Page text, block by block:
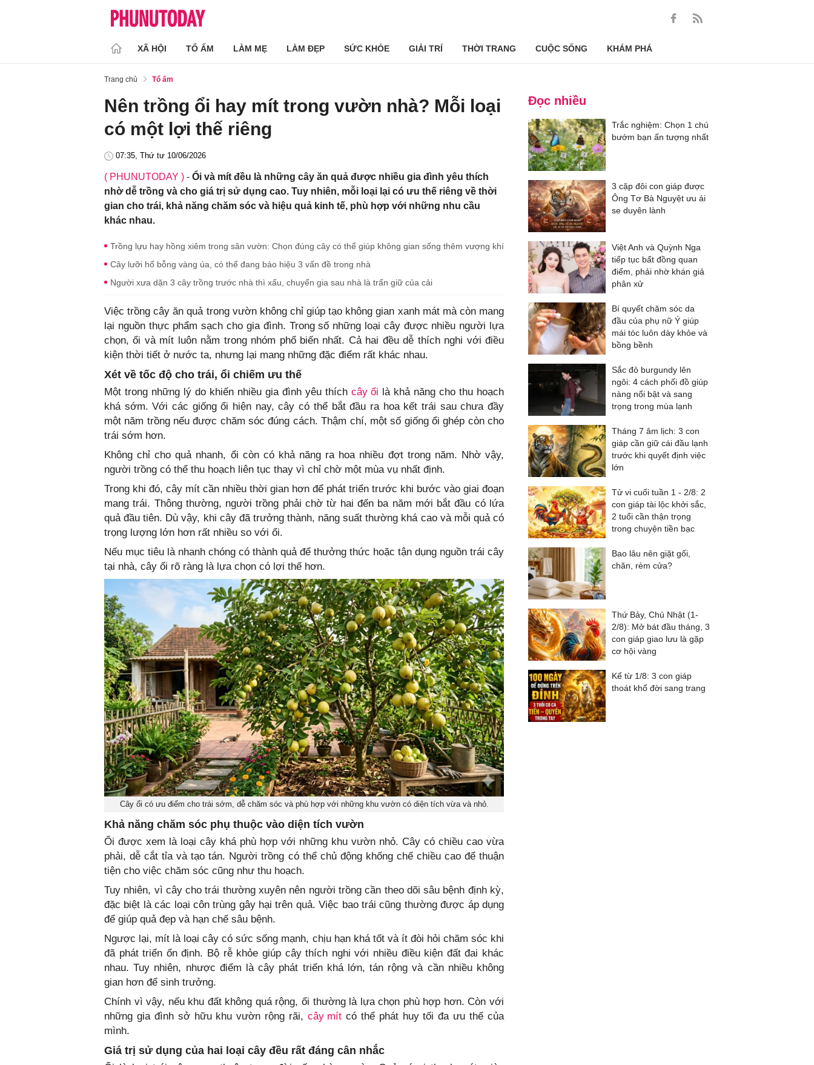
XÃ HỘI TỔ ẤM LÀM MẸ LÀM ĐẸP SỨC KHỎE GIẢI TRÍ THỜI TRANG CUỘC SỐNG KHÁM PHÁ
Trang chủ Tổ ấm
Nên trồng ổi hay mít trong vườn nhà? Mỗi loại
có một lợi thế riêng
07:35, Thứ tư 10/06/2026
( PHUNUTODAY ) - Ổi và mít đều là những cây ăn quả được nhiều gia đình yêu thích
nhờ dễ trồng và cho giá trị sử dụng cao. Tuy nhiên, mỗi loại lại có ưu thế riêng về thời
gian cho trái, khả năng chăm sóc và hiệu quả kinh tế, phù hợp với những nhu cầu
khác nhau.
Trồng lựu hay hồng xiêm trong sân vườn: Chọn đúng cây có thể giúp không gian sống thêm vượng khí
Cây lưỡi hổ bỗng vàng úa, có thể đang báo hiệu 3 vấn đề trong nhà
Người xưa dặn 3 cây trồng trước nhà thì xấu, chuyển gia sau nhà là trấn giữ của cải
Việc trồng cây ăn quả trong vườn không chỉ giúp tạo không gian xanh mát mà còn mang
lại nguồn thực phẩm sạch cho gia đình. Trong số những loại cây được nhiều người lựa
chọn, ổi và mít luôn nằm trong nhóm phổ biến nhất. Cả hai đều dễ thích nghi với điều
kiện thời tiết ở nước ta, nhưng lại mang những đặc điểm rất khác nhau.
Xét về tốc độ cho trái, ổi chiếm ưu thế
Một trong những lý do khiến nhiều gia đình yêu thích cây ổi là khả năng cho thu hoạch
khá sớm. Với các giống ổi hiện nay, cây có thể bắt đầu ra hoa kết trái sau chưa đầy
một năm trồng nếu được chăm sóc đúng cách. Thậm chí, một số giống ổi ghép còn cho
trái sớm hơn.
Không chỉ cho quả nhanh, ổi còn có khả năng ra hoa nhiều đợt trong năm. Nhờ vậy,
người trồng có thể thu hoạch liên tục thay vì chỉ chờ một mùa vụ nhất định.
Trong khi đó, cây mít cần nhiều thời gian hơn để phát triển trước khi bước vào giai đoạn
mang trái. Thông thường, người trồng phải chờ từ hai đến ba năm mới bắt đầu có lứa
quả đầu tiên. Dù vậy, khi cây đã trưởng thành, năng suất thường khá cao và mỗi quả có
trọng lượng lớn hơn rất nhiều so với ổi.
Nếu mục tiêu là nhanh chóng có thành quả để thưởng thức hoặc tận dụng nguồn trái cây
tại nhà, cây ổi rõ ràng là lựa chọn có lợi thế hơn.
Cây ổi có ưu điểm cho trái sớm, dễ chăm sóc và phù hợp với những khu vườn có diện tích vừa và nhỏ.
Khả năng chăm sóc phụ thuộc vào diện tích vườn
Ổi được xem là loại cây khá phù hợp với những khu vườn nhỏ. Cây có chiều cao vừa
phải, dễ cắt tỉa và tạo tán. Người trồng có thể chủ động khống chế chiều cao để thuận
tiện cho việc chăm sóc cũng như thu hoạch.
Tuy nhiên, vì cây cho trái thường xuyên nên người trồng cần theo dõi sâu bệnh định kỳ,
đặc biệt là các loại côn trùng gây hại trên quả. Việc bao trái cũng thường được áp dụng
để giúp quả đẹp và hạn chế sâu bệnh.
Ngược lại, mít là loại cây có sức sống mạnh, chịu hạn khá tốt và ít đòi hỏi chăm sóc khi
đã phát triển ổn định. Bộ rễ khỏe giúp cây thích nghi với nhiều điều kiện đất đai khác
nhau. Tuy nhiên, nhược điểm là cây phát triển khá lớn, tán rộng và cần nhiều không
gian hơn để sinh trưởng.
Chính vì vậy, nếu khu đất không quá rộng, ổi thường là lựa chọn phù hợp hơn. Còn với
những gia đình sở hữu khu vườn rộng rãi, cây mít có thể phát huy tối đa ưu thế của
mình.
Giá trị sử dụng của hai loại cây đều rất đáng cân nhắc
Đọc nhiều
Trắc nghiệm: Chọn 1 chú
bướm bạn ấn tượng nhất
3 cặp đôi con giáp được
Ông Tơ Bà Nguyệt ưu ái
se duyên lành
Việt Anh và Quỳnh Nga
tiếp tục bất đồng quan
điểm, phải nhờ khán giả
phân xử
Bí quyết chăm sóc da
đầu của phụ nữ Ý giúp
mái tóc luôn dày khỏe và
bồng bềnh
Sắc đỏ burgundy lên
ngôi: 4 cách phối đồ giúp
nàng nổi bật và sang
trọng trong mùa lạnh
Tháng 7 âm lịch: 3 con
giáp cần giữ cái đầu lạnh
trước khi quyết định việc
lớn
Tử vi cuối tuần 1 - 2/8: 2
con giáp tài lộc khởi sắc,
2 tuổi cần thận trọng
trong chuyện tiền bạc
Bao lâu nên giặt gối,
chăn, rèm cửa?
Thứ Bảy, Chủ Nhật (1-
2/8): Mở bát đầu tháng, 3
con giáp giao lưu là gặp
cơ hội vàng
Kể từ 1/8: 3 con giáp
thoát khổ đời sang trang